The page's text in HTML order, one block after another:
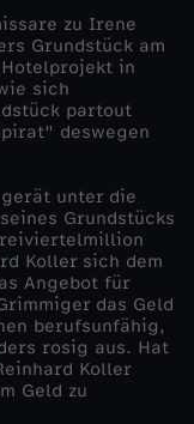
zu Irene
Grundstück am
in
sich
partout
deswegen
unter die
Grundstücks
Koller sich dem
Angebot für
das Geld
berufsunfähig,
rosig aus. Hat
Koller
Geld zu